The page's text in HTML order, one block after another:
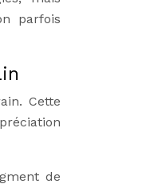
parfois
Cette
de